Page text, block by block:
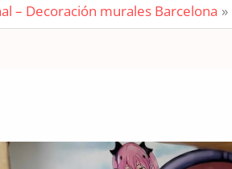
– Decoración murales Barcelona